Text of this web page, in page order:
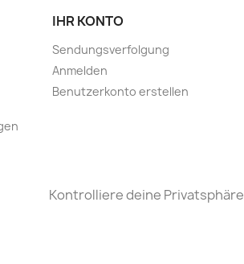
IHR KONTO
Sendungsverfolgung
Anmelden
Benutzerkonto erstellen
Kontrolliere deine Privatsphäre